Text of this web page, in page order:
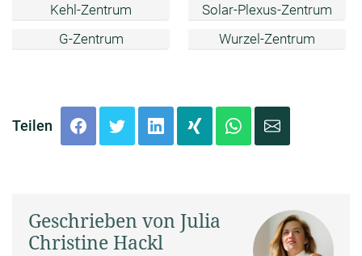
Kehl-Zentrum
G-Zentrum
Solar-Plexus-Zentrum
Wurzel-Zentrum
Teilen
Geschrieben von Julia
Christine Hackl